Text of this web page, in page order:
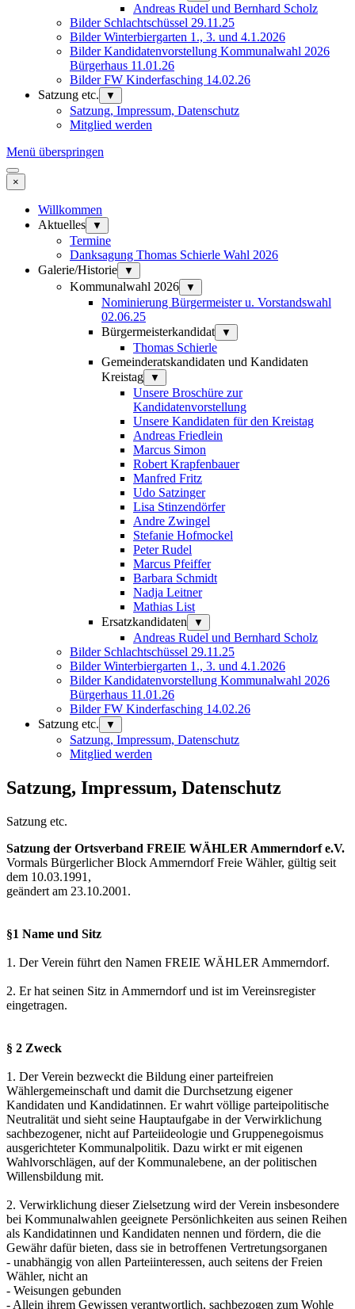
Andreas Rudel und Bernhard Scholz
Bilder Schlachtschüssel 29.11.25
Bilder Winterbiergarten 1., 3. und 4.1.2026
Bilder Kandidatenvorstellung Kommunalwahl 2026
Bürgerhaus 11.01.26
Bilder FW Kinderfasching 14.02.26
Satzung etc.
▼
Satzung, Impressum, Datenschutz
Mitglied werden
Menü überspringen
×
Willkommen
Aktuelles
▼
Termine
Danksagung Thomas Schierle Wahl 2026
Galerie/Historie
▼
Kommunalwahl 2026 ▼
Nominierung Bürgermeister u. Vorstandswahl
02.06.25
Bürgermeisterkandidat
▼
Thomas Schierle
Gemeinderatskandidaten und Kandidaten
Kreistag
▼
Unsere Broschüre zur
Kandidatenvorstellung
Unsere Kandidaten für den Kreistag
Andreas Friedlein
Marcus Simon
Robert Krapfenbauer
Manfred Fritz
Udo Satzinger
Lisa Stinzendörfer
Andre Zwingel
Stefanie Hofmockel
Peter Rudel
Marcus Pfeiffer
Barbara Schmidt
Nadja Leitner
Mathias List
Ersatzkandidaten
▼
Andreas Rudel und Bernhard Scholz
Bilder Schlachtschüssel 29.11.25
Bilder Winterbiergarten 1., 3. und 4.1.2026
Bilder Kandidatenvorstellung Kommunalwahl 2026
Bürgerhaus 11.01.26
Bilder FW Kinderfasching 14.02.26
Satzung etc.
▼
Satzung, Impressum, Datenschutz
Mitglied werden
Satzung, Impressum, Datenschutz
Satzung etc.
Satzung der Ortsverband FREIE WÄHLER Ammerndorf e.V.
Vormals Bürgerlicher Block Ammerndorf Freie Wähler, gültig seit
dem 10.03.1991,
geändert am 23.10.2001.
§1 Name und Sitz
1. Der Verein führt den Namen FREIE WÄHLER Ammerndorf.
2. Er hat seinen Sitz in Ammerndorf und ist im Vereinsregister
eingetragen.
§ 2 Zweck
1. Der Verein bezweckt die Bildung einer parteifreien
Wählergemeinschaft und damit die Durchsetzung eigener
Kandidaten und Kandidatinnen. Er wahrt völlige parteipolitische
Neutralität und sieht seine Hauptaufgabe in der Verwirklichung
sachbezogener, nicht auf Parteiideologie und Gruppenegoismus
ausgerichteter Kommunalpolitik. Dazu wirkt er mit eigenen
Wahlvorschlägen, auf der Kommunalebene, an der politischen
Willensbildung mit.
2. Verwirklichung dieser Zielsetzung wird der Verein insbesondere
bei Kommunalwahlen geeignete Persönlichkeiten aus seinen Reihen
als Kandidatinnen und Kandidaten nennen und fördern, die die
Gewähr dafür bieten, dass sie in betroffenen Vertretungsorganen
- unabhängig von allen Parteiinteressen, auch seitens der Freien
Wähler, nicht an
- Weisungen gebunden
- Allein ihrem Gewissen verantwortlich, sachbezogen zum Wohle